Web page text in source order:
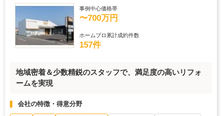
事例中心価格帯
〜700万円
ホームプロ累計成約件数
157件
地域密着＆少数精鋭のスタッフで、満足度の高いリフォ
ームを実現
会社の特徴・得意分野